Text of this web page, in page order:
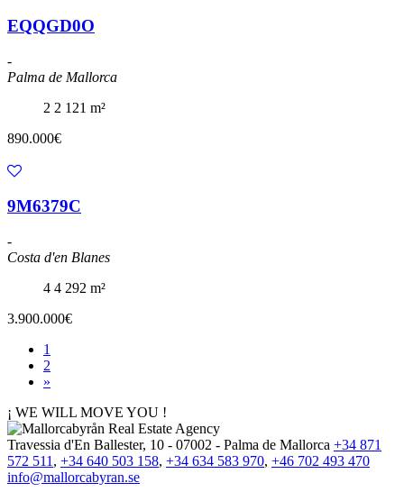
EQQGD0O
-
Palma de Mallorca
2 2 121 m²
890.000€
9M6379C
-
Costa d'en Blanes
4 4 292 m²
3.900.000€
1
2
»
¡ WE WILL MOVE YOU !
Travessia d'En Ballester, 10 - 07002 - Palma de Mallorca +34 871
572 511 , +34 640 503 158, +34 634 583 970, +46 702 493 470
info@mallorcabyran.se